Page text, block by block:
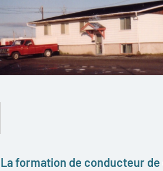
La formation de conducteur